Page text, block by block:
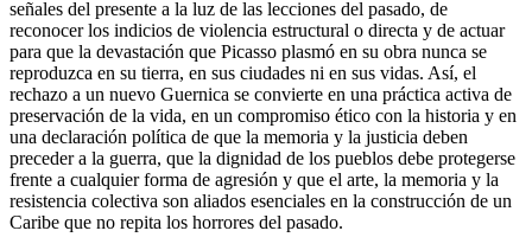
señales del presente a la luz de las lecciones del pasado, de
reconocer los indicios de violencia estructural o directa y de actuar
para que la devastación que Picasso plasmó en su obra nunca se
reproduzca en su tierra, en sus ciudades ni en sus vidas. Así, el
rechazo a un nuevo Guernica se convierte en una práctica activa de
preservación de la vida, en un compromiso ético con la historia y en
una declaración política de que la memoria y la justicia deben
preceder a la guerra, que la dignidad de los pueblos debe protegerse
frente a cualquier forma de agresión y que el arte, la memoria y la
resistencia colectiva son aliados esenciales en la construcción de un
Caribe que no repita los horrores del pasado.